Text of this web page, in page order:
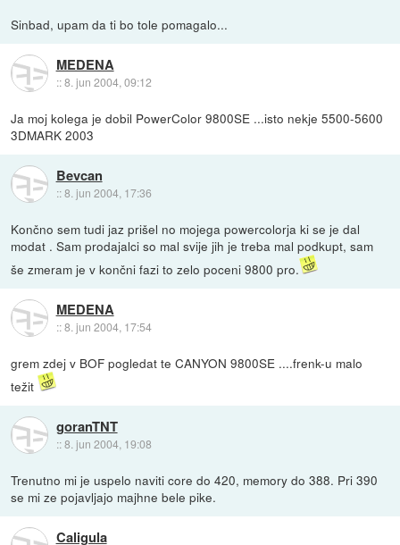
Sinbad, upam da ti bo tole pomagalo...
MEDENA
::8. jun 2004, 09:12
Ja moj kolega je dobil PowerColor 9800SE ...isto nekje 5500-5600
3DMARK 2003
Bevcan
::8. jun 2004, 17:36
Končno sem tudi jaz prišel no mojega powercolorja ki se je dal
modat . Sam prodajalci so mal svije jih je treba mal podkupt, sam
še zmeram je v končni fazi to zelo poceni 9800 pro.
MEDENA
::8. jun 2004, 17:54
grem zdej v BOF pogledat te CANYON 9800SE ....frenk-u malo
težit
goranTNT
::8. jun 2004, 19:08
Trenutno mi je uspelo naviti core do 420, memory do 388. Pri 390
se mi ze pojavljajo majhne bele pike.
Caligula